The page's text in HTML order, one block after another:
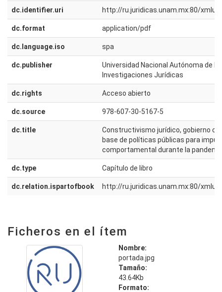
dc.identifier.uri http://ru.juridicas.unam.mx:80/
dc.format application/pdf
dc.language.iso spa
dc.publisher
Universidad Nacional Autónoma de
Investigaciones Jurídicas
dc.rights Acceso abierto
dc.source 978-607-30-5167-5
dc.title
Constructivismo jurídico, gobierno
base de políticas públicas para
comportamental durante la
dc.type Capítulo de libro
dc.relation.ispartofbook http://ru.juridicas.unam.mx:80/
Ficheros en el ítem
Nombre:
portada.jpg
Tamaño:
43.64Kb
Formato: